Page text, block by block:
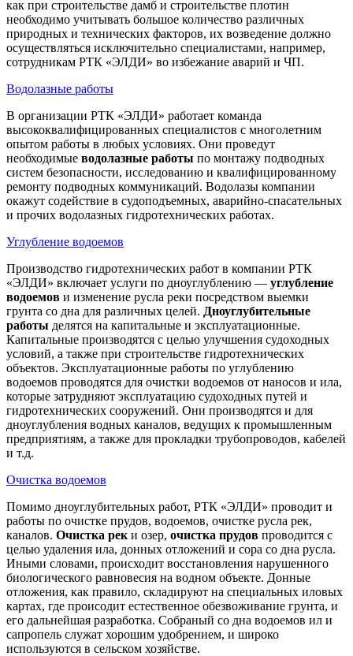
как при строительстве дамб и строительстве плотин
необходимо учитывать большое количество различных
природных и технических факторов, их возведение должно
осуществляться исключительно специалистами, например,
сотрудникам РТК «ЭЛДИ» во избежание аварий и ЧП.
Водолазные работы
В организации РТК «ЭЛДИ» работает команда
высококвалифицированных специалистов с многолетним
опытом работы в любых условиях. Они проведут
необходимые водолазные работы по монтажу подводных
систем безопасности, исследованию и квалифицированному
ремонту подводных коммуникаций. Водолазы компании
окажут содействие в судоподъемных, аварийно-спасательных
и прочих водолазных гидротехнических работах.
Углубление водоемов
Производство гидротехнических работ в компании РТК
«ЭЛДИ» включает услуги по дноуглублению — углубление
водоемов и изменение русла реки посредством выемки
грунта со дна для различных целей. Дноуглубительные
работы делятся на капитальные и эксплуатационные.
Капитальные производятся с целью улучшения судоходных
условий, а также при строительстве гидротехнических
объектов. Эксплуатационные работы по углублению
водоемов проводятся для очистки водоемов от наносов и ила,
которые затрудняют эксплуатацию судоходных путей и
гидротехнических сооружений. Они производятся и для
дноуглубления водных каналов, ведущих к промышленным
предприятиям, а также для прокладки трубопроводов, кабелей
и т.д.
Очистка водоемов
Помимо дноуглубительных работ, РТК «ЭЛДИ» проводит и
работы по очистке прудов, водоемов, очистке русла рек,
каналов. Очистка рек и озер, очистка прудов проводится с
целью удаления ила, донных отложений и сора со дна русла.
Иными словами, происходит восстановления нарушенного
биологического равновесия на водном объекте. Донные
отложения, как правило, складируют на специальных иловых
картах, где происодит естественное обезвоживание грунта, и
его дальнейшая разработка. Собраный со дна водоемов ил и
сапропель служат хорошим удобрением, и широко
используются в сельском хозяйстве.